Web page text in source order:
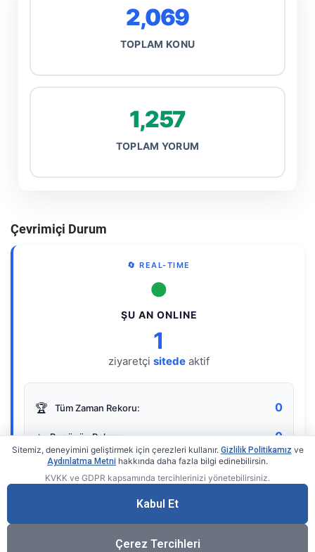
2,069
TOPLAM KONU
1,257
TOPLAM YORUM
Çevrimiçi Durum
🔄 REAL-TIME
●
ŞU AN ONLINE
1
ziyaretçi sitede aktif
🏆 Tüm Zaman Rekoru: 0
⭐ Bugünün Rekoru: 0
Gerçek zamanlı sayaç
Sitemiz, deneyimini geliştirmek için çerezleri kullanır. Gizlilik Politikamız ve
Aydınlatma Metni hakkında daha fazla bilgi edinebilirsin.
KVKK ve GDPR kapsamında tercihlerinizi yönetebilirsiniz.
Kabul Et
Çerez Tercihleri